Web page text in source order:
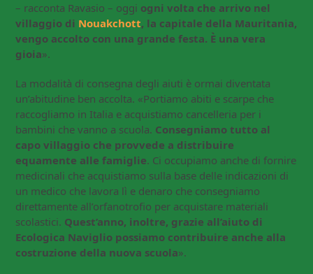
– racconta Ravasio – oggi ogni volta che arrivo nel
villaggio di Nouakchott, la capitale della Mauritania,
vengo accolto con una grande festa. È una vera
gioia».
La modalità di consegna degli aiuti è ormai diventata
un’abitudine ben accolta. «Portiamo abiti e scarpe che
raccogliamo in Italia e acquistiamo cancelleria per i
bambini che vanno a scuola. Consegniamo tutto al
capo villaggio che provvede a distribuire
equamente alle famiglie. Ci occupiamo anche di fornire
medicinali che acquistiamo sulla base delle indicazioni di
un medico che lavora lì e denaro che consegniamo
direttamente all’orfanotrofio per acquistare materiali
scolastici. Quest’anno, inoltre, grazie all’aiuto di
Ecologica Naviglio possiamo contribuire anche alla
costruzione della nuova scuola».